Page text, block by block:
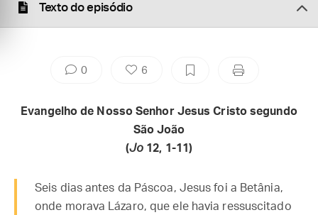
Texto do episódio
0 6
Evangelho de Nosso Senhor Jesus Cristo segundo
São João
(Jo 12, 1-11)
Seis dias antes da Páscoa, Jesus foi a Betânia,
onde morava Lázaro, que ele havia ressuscitado